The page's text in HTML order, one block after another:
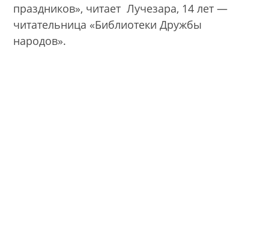
праздников», читает Лучезара, 14 лет —
читательница «Библиотеки Дружбы
народов».